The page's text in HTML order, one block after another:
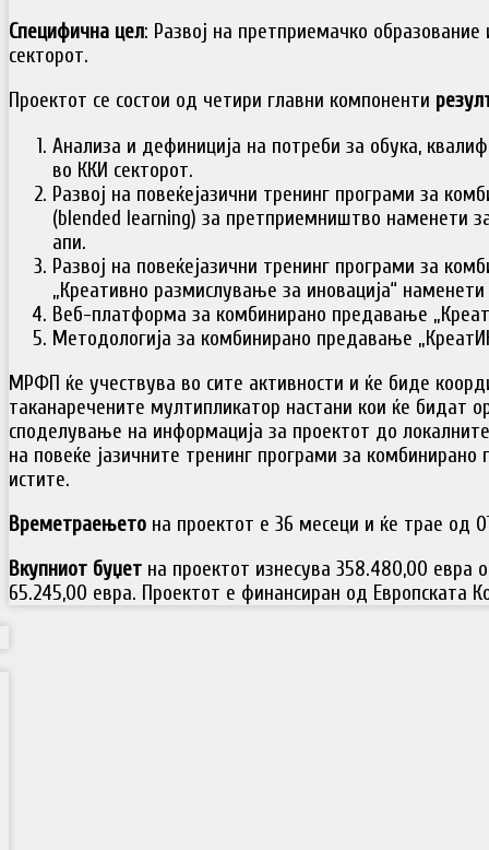
Специфична цел: Развој на претприемачко
секторот.
Проектот се состои од четири главни компоненти
Анализа и дефиниција на потреби за обука,
во ККИ секторот.
Развој на повеќејазични тренинг програми за
(blended learning) за претприемништво наменети
апи.
Развој на повеќејазични тренинг програми за
„Креативно размислување за иновација“
Веб-платформа за комбинирано предавање
Методологија за комбинирано предавање
МРФП ќе учествува во сите активности и ќе биде
таканаречените мултипликатор настани кои ќе бидат
споделување на информација за проектот до
на повеќе јазичните тренинг програми за
истите.
Времетраењето на проектот е 36 месеци и ќе трае од
Вкупниот буџет на проектот изнесува 358.480,00
65.245,00 евра. Проектот е финансиран од Европската